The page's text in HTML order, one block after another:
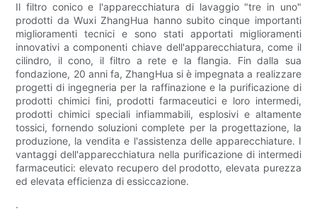
Il filtro conico e l'apparecchiatura di lavaggio "tre in uno"
prodotti da Wuxi ZhangHua hanno subito cinque importanti
miglioramenti tecnici e sono stati apportati miglioramenti
innovativi a componenti chiave dell'apparecchiatura, come il
cilindro, il cono, il filtro a rete e la flangia. Fin dalla sua
fondazione, 20 anni fa, ZhangHua si è impegnata a realizzare
progetti di ingegneria per la raffinazione e la purificazione di
prodotti chimici fini, prodotti farmaceutici e loro intermedi,
prodotti chimici speciali infiammabili, esplosivi e altamente
tossici, fornendo soluzioni complete per la progettazione, la
produzione, la vendita e l'assistenza delle apparecchiature. I
vantaggi dell'apparecchiatura nella purificazione di intermedi
farmaceutici: elevato recupero del prodotto, elevata purezza
ed elevata efficienza di essiccazione.
.